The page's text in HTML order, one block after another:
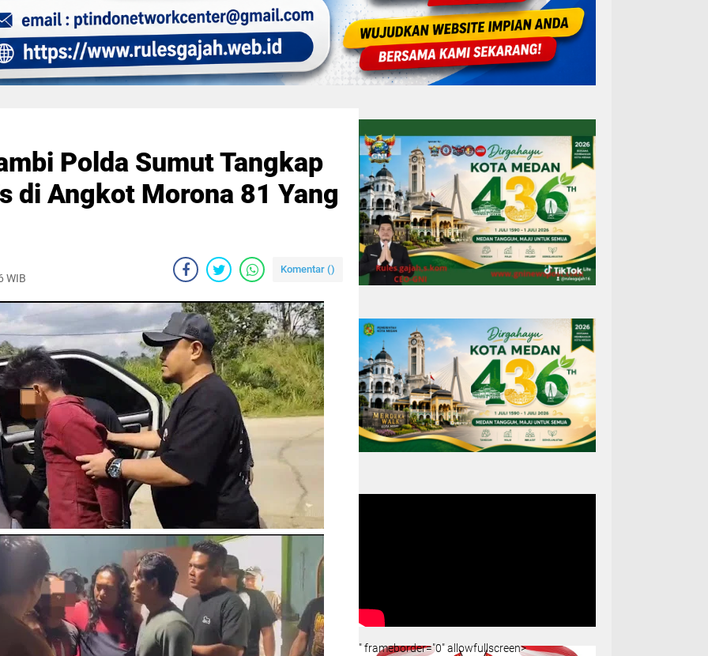
Polda Sumut Tangkap
di Angkot Morona 81 Yang
WIB
Komentar ()
" frameborder="0" allowfullscreen>